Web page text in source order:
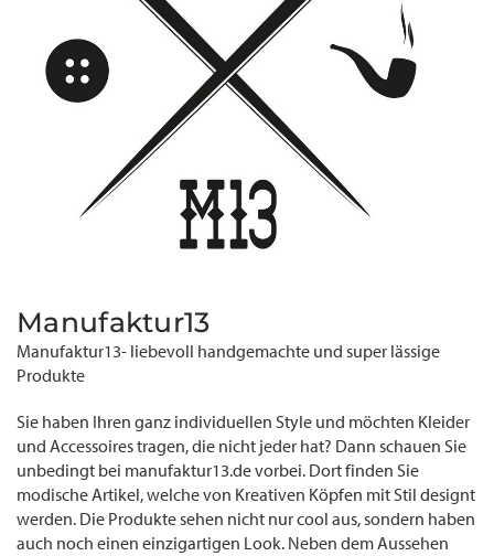
Manufaktur13
Manufaktur13- liebevoll handgemachte und super lässige
Produkte
Sie haben Ihren ganz individuellen Style und möchten Kleider
und Accessoires tragen, die nicht jeder hat? Dann schauen Sie
unbedingt bei manufaktur13.de vorbei. Dort finden Sie
modische Artikel, welche von Kreativen Köpfen mit Stil designt
werden. Die Produkte sehen nicht nur cool aus, sondern haben
auch noch einen einzigartigen Look. Neben dem Aussehen